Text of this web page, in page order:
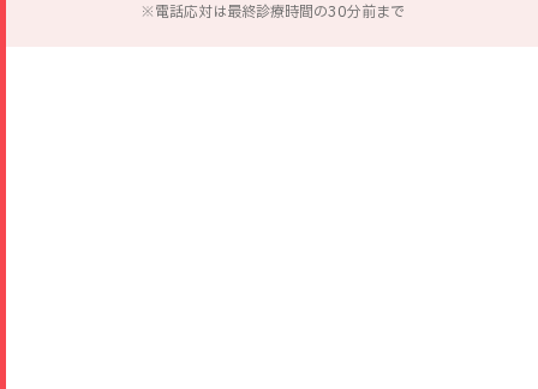
※電話応対は最終診療時間の30分前まで